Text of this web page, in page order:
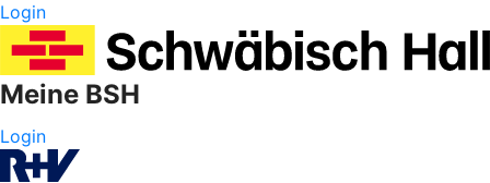
Login
Meine BSH
Login